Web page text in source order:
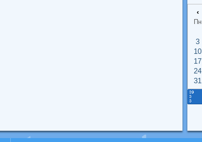
‹
Пн
3
10
17
24
31